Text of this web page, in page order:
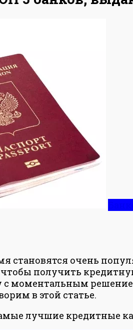
становятся очень
получить
моментальным
в этой статье.
лучшие кредитные